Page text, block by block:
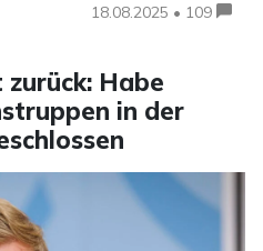
18.08.2025 • 109
Habe
in der